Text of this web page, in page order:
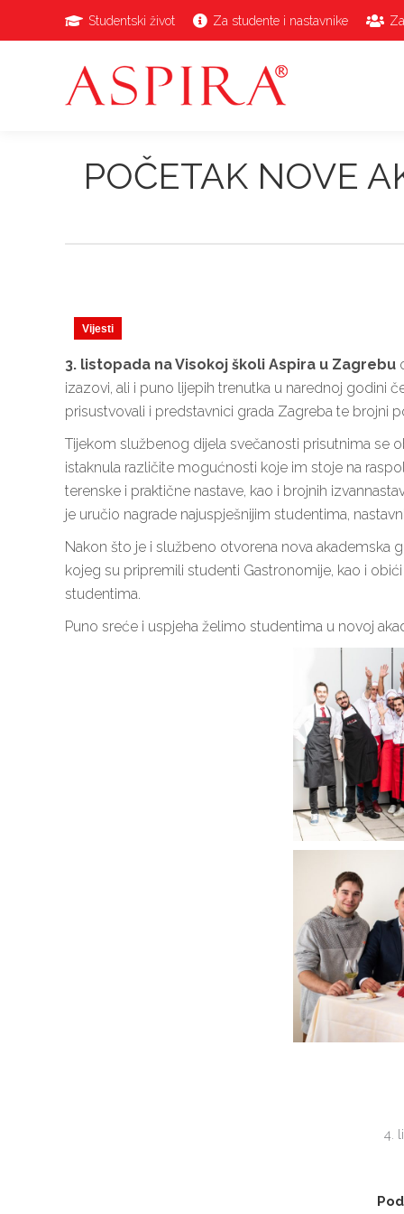
Studentski život Za studente i nastavnike
POČETAK NOVE
Vijesti
3. listopada na Visokoj školi Aspira u Zagrebu
izazovi, ali i puno lijepih trenutka u narednoj godini
prisustvovali i predstavnici grada Zagreba te brojni
Tijekom službenog dijela svečanosti prisutnima se
istaknula različite mogućnosti koje im stoje na
terenske i praktične nastave, kao i brojnih
je uručio nagrade najuspješnijim studentima,
Nakon što je i službeno otvorena nova akademska
kojeg su pripremili studenti Gastronomije, kao i
studentima.
Puno sreće i uspjeha želimo studentima u novoj
4.